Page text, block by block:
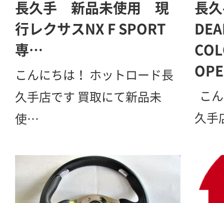
長久手 新品未使用 現
行レクサスNX F SPORT
専…
こんにちは！ ホットロード長
久手店です 買取にて新品未
使…
長
こ
久手